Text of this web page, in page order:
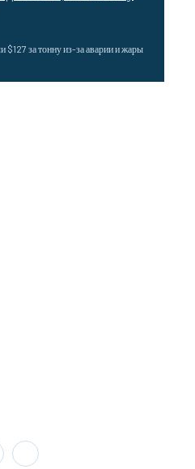
$127 за тонну из-за аварии и жары